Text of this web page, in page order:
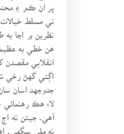
پر ان ڪم ۽
تي مسلط
نظرين ۾ اڃا
هن خطي به
اڳتي گهڻ رخي
جدوجهد اسان
آهي. جيئن ته